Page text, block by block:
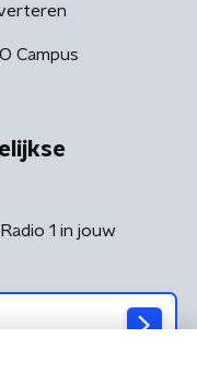
Campus
1 in jouw